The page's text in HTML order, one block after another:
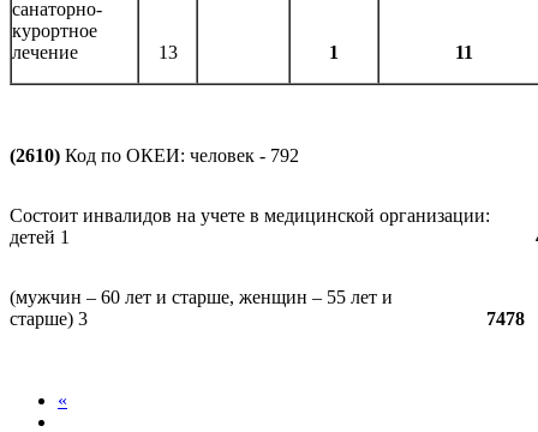
санаторно-
курортное
лечение
13 1 11
(2610) Код по ОКЕИ: человек - 792
Состоит инвалидов на учете в медицинской организации:
детей 1
(мужчин – 60 лет и старше, женщин – 55 лет и
старше) 3
7478
«